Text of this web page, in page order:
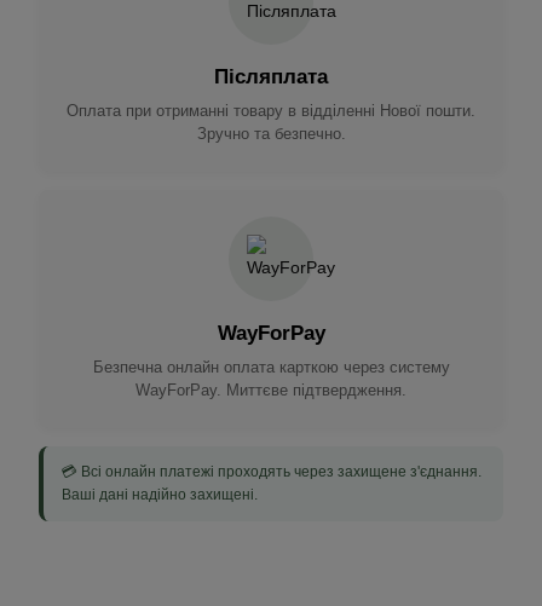
Післяплата
Оплата при отриманні товару в відділенні Нової пошти.
Зручно та безпечно.
WayForPay
Безпечна онлайн оплата карткою через систему
WayForPay. Миттєве підтвердження.
💳 Всі онлайн платежі проходять через захищене з'єднання.
Ваші дані надійно захищені.